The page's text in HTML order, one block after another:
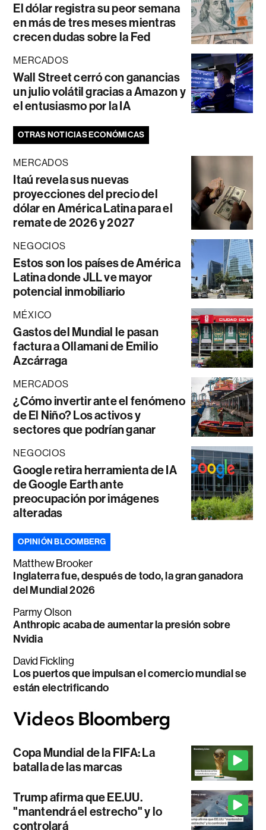
El dólar registra su peor semana
en más de tres meses mientras
crecen dudas sobre la Fed
MERCADOS
Wall Street cerró con ganancias
un julio volátil gracias a Amazon y
el entusiasmo por la IA
OTRAS NOTICIAS ECONÓMICAS
MERCADOS
Itaú revela sus nuevas
proyecciones del precio del
dólar en América Latina para el
remate de 2026 y 2027
NEGOCIOS
Estos son los países de América
Latina donde JLL ve mayor
potencial inmobiliario
MÉXICO
Gastos del Mundial le pasan
factura a Ollamani de Emilio
Azcárraga
MERCADOS
¿Cómo invertir ante el fenómeno
de El Niño? Los activos y
sectores que podrían ganar
NEGOCIOS
Google retira herramienta de IA
de Google Earth ante
preocupación por imágenes
alteradas
OPINIÓN BLOOMBERG
Matthew Brooker
Inglaterra fue, después de todo, la gran ganadora
del Mundial 2026
Parmy Olson
Anthropic acaba de aumentar la presión sobre
Nvidia
David Fickling
Los puertos que impulsan el comercio mundial se
están electrificando
Copa Mundial de la FIFA: La
batalla de las marcas
Trump afirma que EE.UU.
"mantendrá el estrecho" y lo
controlará